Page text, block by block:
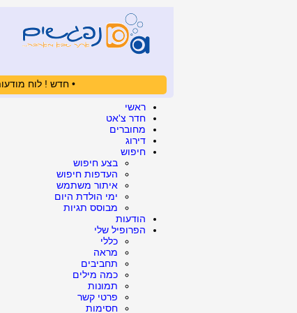
• חדש ! לוח
ראשי
חדר צ'אט
מחוברים
דירוג
חיפוש
בצע חיפוש
העדפות חיפוש
איתור משתמש
ימי הולדת היום
מבוסס תגיות
הודעות
הפרופיל שלי
כללי
מראה
תחביבים
כמה מילים
תמונות
פרטי קשר
חסימות